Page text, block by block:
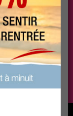
PLUS
COACHING
avec nous